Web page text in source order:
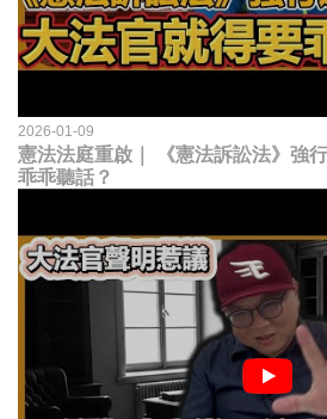
2026-01-09
憲法法庭重啟｜ 《憲法訴訟法》強
乖乖聽話？